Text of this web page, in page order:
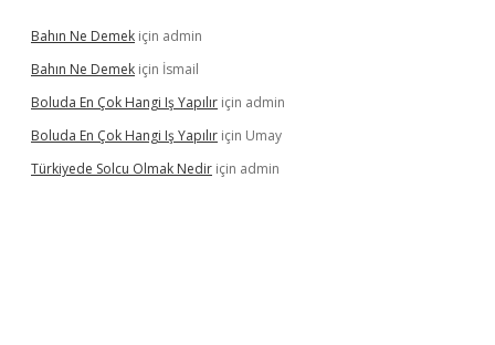
Bahın Ne Demek için admin
Bahın Ne Demek için İsmail
Boluda En Çok Hangi Iş Yapılır için admin
Boluda En Çok Hangi Iş Yapılır için Umay
Türkiyede Solcu Olmak Nedir için admin